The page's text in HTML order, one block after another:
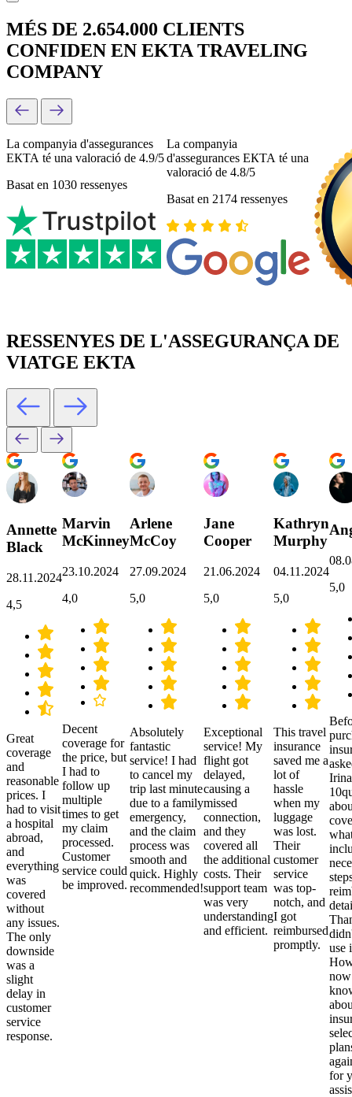
MÉS DE 2.654.000 CLIENTS
CONFIDEN EN EKTA TRAVELING
COMPANY
La companyia d'assegurances
ЕКТА té una valoració de 4.9/5
Basat en 1030 ressenyes
La companyia
d'assegurances ЕКТА té una
valoració de 4.8/5
Basat en 2174 ressenyes
RESSENYES DE L'ASSEGURANÇA DE
VIATGE EKTA
Annette
Black
28.11.2024
4,5
Great
coverage
and
reasonable
prices. I
had to visit
a hospital
abroad,
and
everything
was
covered
without
any issues.
The only
downside
was a
slight
delay in
customer
service
response.
Marvin
McKinney
23.10.2024
4,0
Decent
coverage for
the price, but
I had to
follow up
multiple
times to get
my claim
processed.
Customer
service could
be improved.
Arlene
McCoy
27.09.2024
5,0
Absolutely
fantastic
service! I had
to cancel my
trip last minute
due to a family
emergency,
and the claim
process was
smooth and
quick. Highly
recommended!
Jane
Cooper
21.06.2024
5,0
Exceptional
service! My
flight got
delayed,
causing a
missed
connection,
and they
covered all
the additional
costs. Their
support team
was very
understanding
and efficient.
Kathryn
Murphy
04.11.2024
5,0
This travel
insurance
saved me a
lot of
hassle
when my
luggage
was lost.
Their
customer
service
was top-
notch, and
I got
reimbursed
promptly.
5,0
use
for